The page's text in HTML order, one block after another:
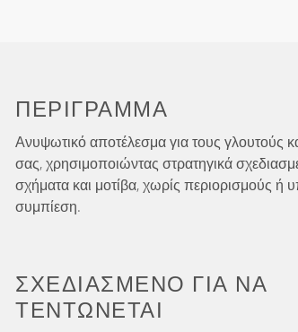
ΠΕΡΊΓΡΑΜΜΑ
Ανυψωτικό αποτέλεσμα για τους γλουτούς
σας, χρησιμοποιώντας στρατηγικά
σχήματα και μοτίβα, χωρίς περιορισμούς ή
συμπίεση.
ΣΧΕΔΙΑΣΜΈΝΟ ΓΙΑ ΝΑ
ΤΕΝΤΏΝΕΤΑΙ